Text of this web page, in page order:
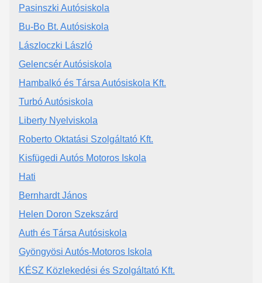
Pasinszki Autósiskola
Bu-Bo Bt. Autósiskola
Lászloczki László
Gelencsér Autósiskola
Hambalkó és Társa Autósiskola Kft.
Turbó Autósiskola
Liberty Nyelviskola
Roberto Oktatási Szolgáltató Kft.
Kisfügedi Autós Motoros Iskola
Hati
Bernhardt János
Helen Doron Szekszárd
Auth és Társa Autósiskola
Gyöngyösi Autós-Motoros Iskola
KÉSZ Közlekedési és Szolgáltató Kft.